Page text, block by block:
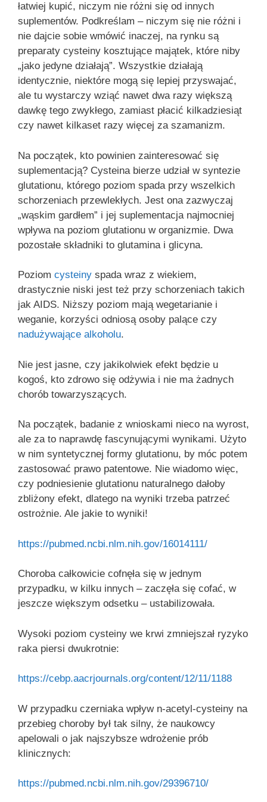
łatwiej kupić, niczym nie różni się od innych
suplementów. Podkreślam – niczym się nie różni i
nie dajcie sobie wmówić inaczej, na rynku są
preparaty cysteiny kosztujące majątek, które niby
„jako jedyne działają”. Wszystkie działają
identycznie, niektóre mogą się lepiej przyswajać,
ale tu wystarczy wziąć nawet dwa razy większą
dawkę tego zwykłego, zamiast płacić kilkadziesiąt
czy nawet kilkaset razy więcej za szamanizm.
Na początek, kto powinien zainteresować się
suplementacją? Cysteina bierze udział w syntezie
glutationu, którego poziom spada przy wszelkich
schorzeniach przewlekłych. Jest ona zazwyczaj
„wąskim gardłem” i jej suplementacja najmocniej
wpływa na poziom glutationu w organizmie. Dwa
pozostałe składniki to glutamina i glicyna.
Poziom cysteiny spada wraz z wiekiem,
drastycznie niski jest też przy schorzeniach takich
jak AIDS. Niższy poziom mają wegetarianie i
weganie, korzyści odniosą osoby palące czy
nadużywające alkoholu.
Nie jest jasne, czy jakikolwiek efekt będzie u
kogoś, kto zdrowo się odżywia i nie ma żadnych
chorób towarzyszących.
Na początek, badanie z wnioskami nieco na wyrost,
ale za to naprawdę fascynującymi wynikami. Użyto
w nim syntetycznej formy glutationu, by móc potem
zastosować prawo patentowe. Nie wiadomo więc,
czy podniesienie glutationu naturalnego dałoby
zbliżony efekt, dlatego na wyniki trzeba patrzeć
ostrożnie. Ale jakie to wyniki!
https://pubmed.ncbi.nlm.nih.gov/16014111/
Choroba całkowicie cofnęła się w jednym
przypadku, w kilku innych – zaczęła się cofać, w
jeszcze większym odsetku – ustabilizowała.
Wysoki poziom cysteiny we krwi zmniejszał ryzyko
raka piersi dwukrotnie:
https://cebp.aacrjournals.org/content/12/11/1188
W przypadku czerniaka wpływ n-acetyl-cysteiny na
przebieg choroby był tak silny, że naukowcy
apelowali o jak najszybsze wdrożenie prób
klinicznych:
https://pubmed.ncbi.nlm.nih.gov/29396710/